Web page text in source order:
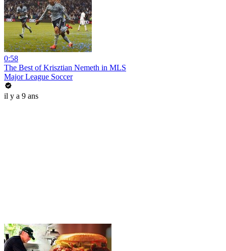
0:58
The Best of Krisztian Nemeth in MLS
Major League Soccer
il y a 9 ans